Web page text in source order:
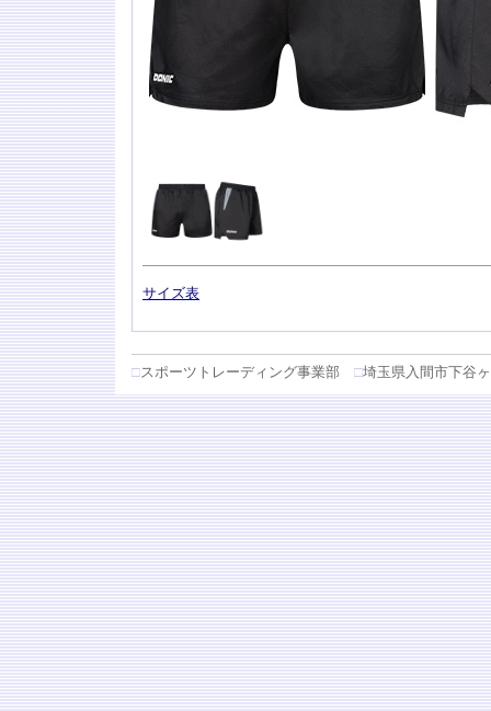
サイズ表
□スポーツトレーディング事業部 □埼玉県入間市下谷